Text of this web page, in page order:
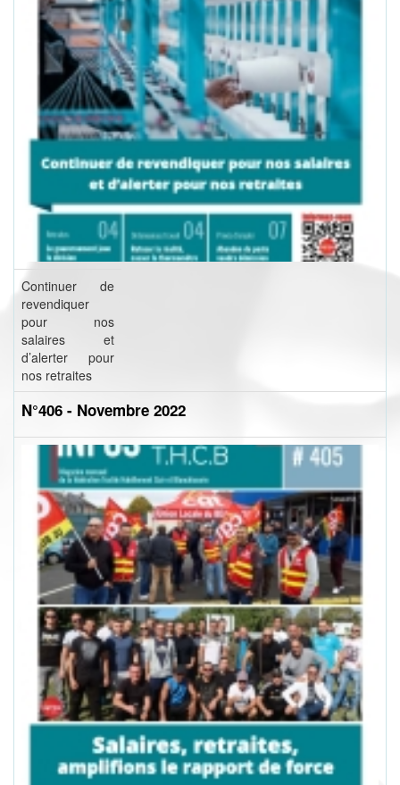
Continuer de
revendiquer
pour nos
salaires et
d’alerter pour
nos retraites
N°406 - Novembre 2022